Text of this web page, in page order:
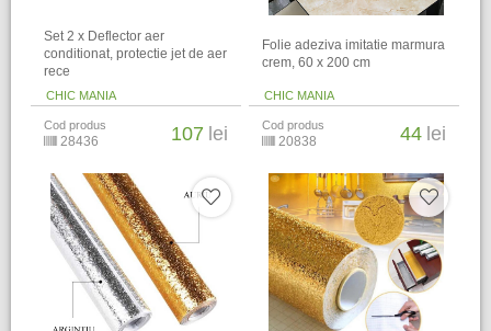
Set 2 x Deflector aer
conditionat, protectie jet de aer
rece
CHIC MANIA
Cod produs
28436 107 lei
Folie adeziva imitatie marmura
crem, 60 x 200 cm
CHIC MANIA
Cod produs
20838 44 lei